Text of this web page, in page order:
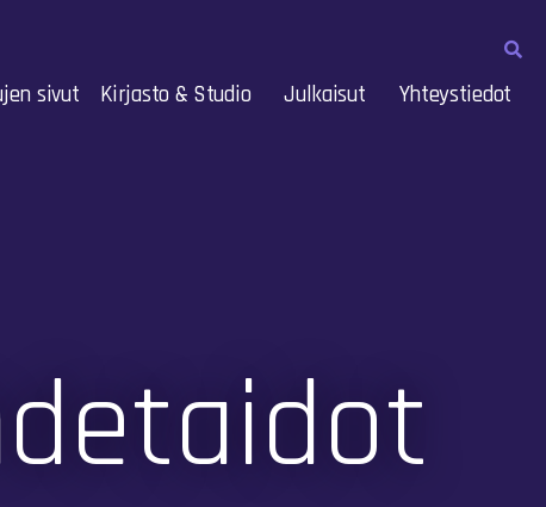
sivut Kirjasto & Studio Julkaisut Yhteystiedot